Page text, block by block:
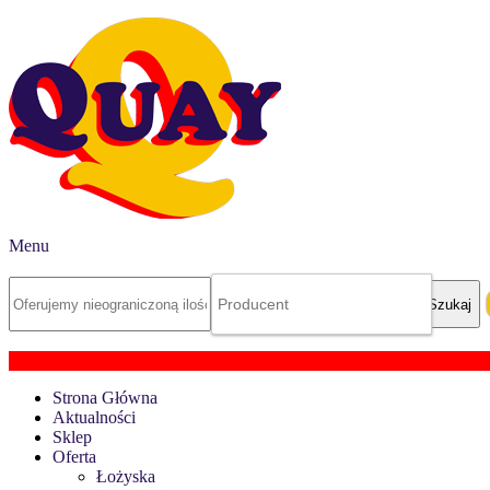
Menu
Strona Główna
Aktualności
Sklep
Oferta
Łożyska